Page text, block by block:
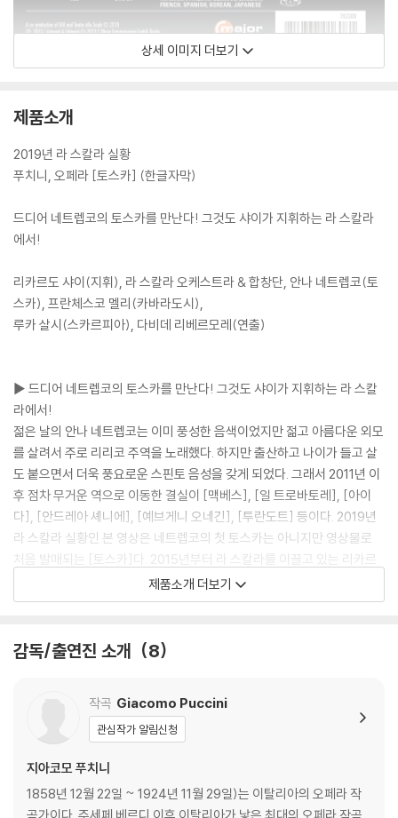
상세 이미지 더보기
제품소개
2019년 라 스칼라 실황
푸치니, 오페라 [토스카] (한글자막)
드디어 네트렙코의 토스카를 만난다! 그것도 샤이가 지휘하는 라 스칼라
에서!
리카르도 샤이(지휘), 라 스칼라 오케스트라 & 합창단, 안나 네트렙코(토
스카), 프란체스코 멜리(카바라도시),
루카 살시(스카르피아), 다비데 리베르모레(연출)
▶ 드디어 네트렙코의 토스카를 만난다! 그것도 샤이가 지휘하는 라 스칼
라에서!
젊은 날의 안나 네트렙코는 이미 풍성한 음색이었지만 젊고 아름다운 외모
를 살려서 주로 리리코 주역을 노래했다. 하지만 출산하고 나이가 들고 살
도 붙으면서 더욱 풍요로운 스핀토 음성을 갖게 되었다. 그래서 2011년 이
후 점차 무거운 역으로 이동한 결실이 [맥베스], [일 트로바토레], [아이
다], [안드레아 셰니에], [예브게니 오네긴], [투란도트] 등이다. 2019년
라 스칼라 실황인 본 영상은 네트렙코의 첫 토스카는 아니지만 영상물로
처음 발매되는 [토스카]다. 2015년부터 라 스칼라를 이끌고 있는 리카르
도 샤이가 특유의 찬란한 음향과 어두운 분위기를 오가는 오케스트라 효과
를 완벽하게 구현했다. 연출자 다비데 리베르모레는 프로덕션마다 기복이
과시했다.
인 마렝고 전투를 간접적인 배경으로 한다. 이탈리아 입장에서 보자면 나
폴리 왕국이 지지하는 오스트리아 군대와 공화주의자들이 지지하는 나폴
제품소개 더보기
감독/출연진 소개 8
작곡 Giacomo Puccini
관심작가 알림신청
지아코모 푸치니
1858년 12월 22일 ~ 1924년 11월 29일)는 이탈리아의 오페라 작